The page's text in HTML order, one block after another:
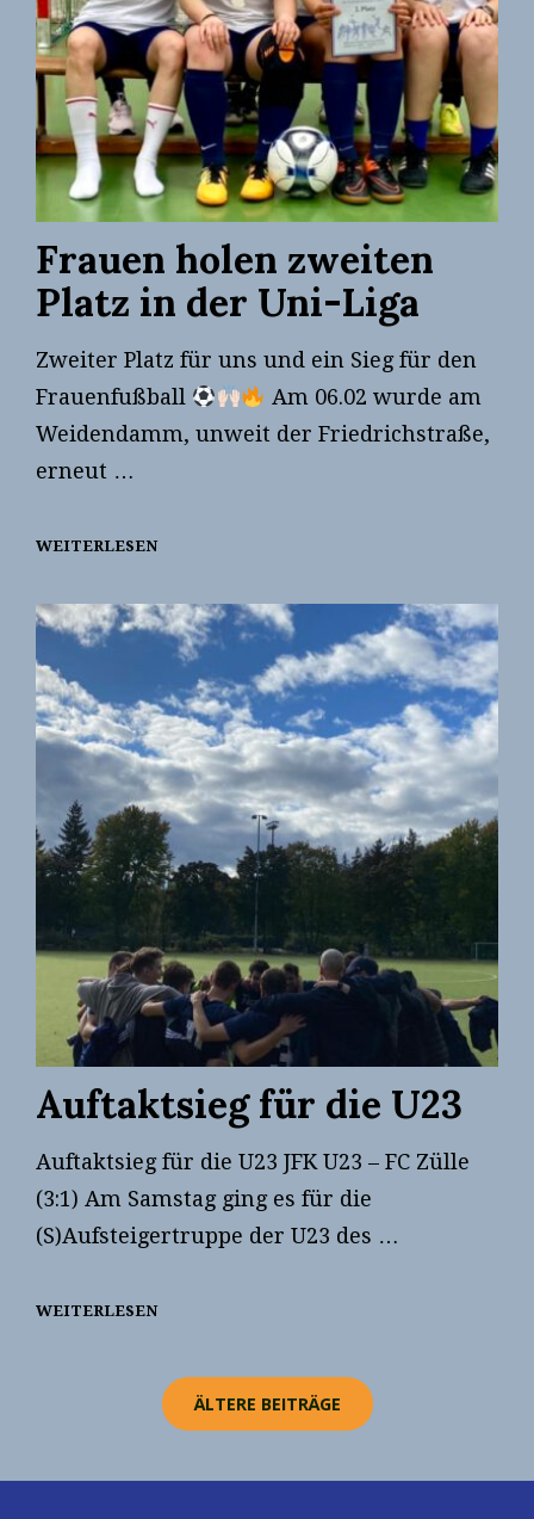
Frauen holen zweiten
Platz in der Uni-Liga
Zweiter Platz für uns und ein Sieg für den
Frauenfußball
Am 06.02 wurde am
Weidendamm, unweit der Friedrichstraße,
erneut …
WEITERLESENFRAUEN
PLATZ
IN
DER
UNI-
LIGA
Auftaktsieg für die U23
Auftaktsieg für die U23 JFK U23 – FC Zülle
(3:1) Am Samstag ging es für die
(S)Aufsteigertruppe der U23 des …
WEITERLESENAUFTAKTSIEG
ÄLTERE BEITRÄGE